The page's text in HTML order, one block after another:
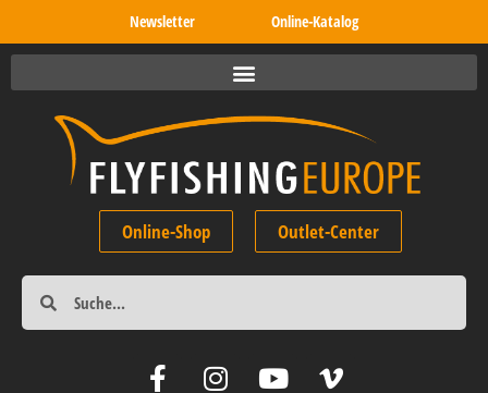
Newsletter Online-Katalog
Online-Shop Outlet-Center